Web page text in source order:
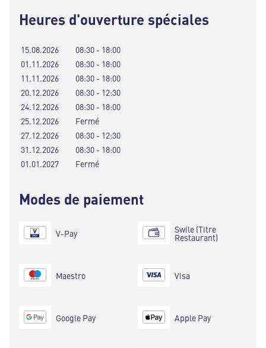
Heures d'ouverture spéciales
15.08.2026
08:30 - 18:00
01.11.2026
08:30 - 18:00
11.11.2026
08:30 - 18:00
20.12.2026
08:30 - 12:30
24.12.2026
08:30 - 18:00
25.12.2026
Fermé
27.12.2026
08:30 - 12:30
31.12.2026
08:30 - 18:00
01.01.2027
Fermé
Modes de paiement
V-Pay
Maestro
Google Pay
Swile (Titre
Restaurant)
Visa
Apple Pay